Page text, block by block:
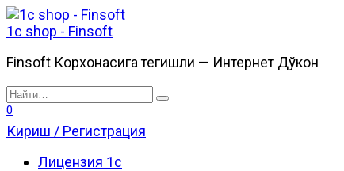
Перейти
к
1c shop - Finsoft
Finsoft Корхонасига тегишли — Интернет Дўкон
Search
for:
0
Кириш / Регистрация
Лицензия 1с